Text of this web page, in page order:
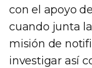
con el apoyo
cuando junta
misión de
investigar así